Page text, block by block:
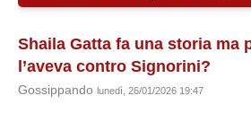
Shaila Gatta fa una storia ma
l’aveva contro Signorini?
Gossippando lunedì, 26/01/2026 19:47